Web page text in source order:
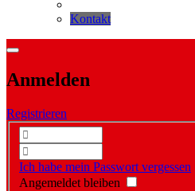
Kontakt
Anmelden
Registrieren
Ich habe mein Passwort vergessen
Angemeldet bleiben